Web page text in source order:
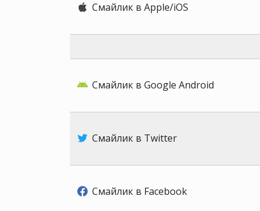
Смайлик в Apple/iOS
Смайлик в Google Android
Смайлик в Twitter
Смайлик в Facebook